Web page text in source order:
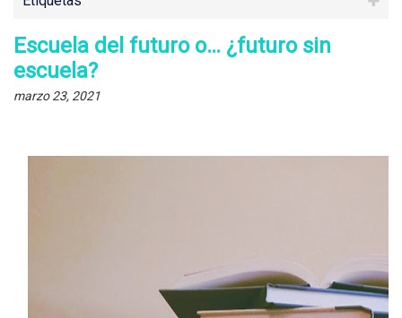
Escuela del futuro o… ¿futuro sin
escuela?
marzo 23, 2021